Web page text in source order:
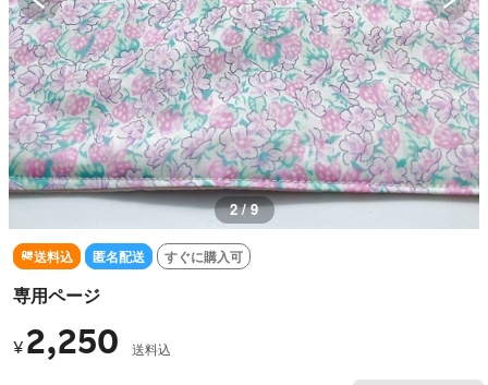
2 / 9
送料込 匿名配送 すぐに購入可
専用ページ
¥ 2,250 送料込